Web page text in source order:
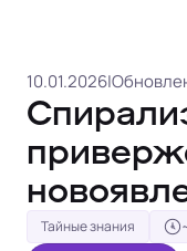
10.01.2026|
Тайные знания